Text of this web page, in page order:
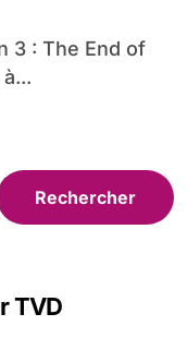
TVD